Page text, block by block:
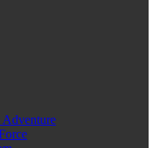
Adventure